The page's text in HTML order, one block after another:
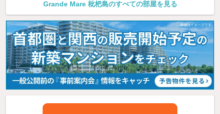
Grande Mare 枇杷島のすべての部屋を見る